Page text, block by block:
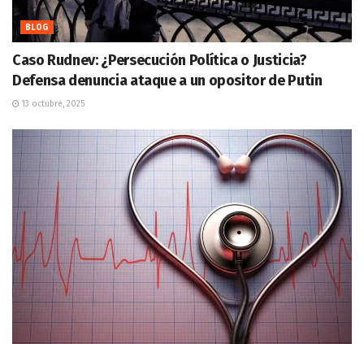
BLOG
Caso Rudnev: ¿Persecución Política o Justicia?
Defensa denuncia ataque a un opositor de Putin
13 octubre, 2025